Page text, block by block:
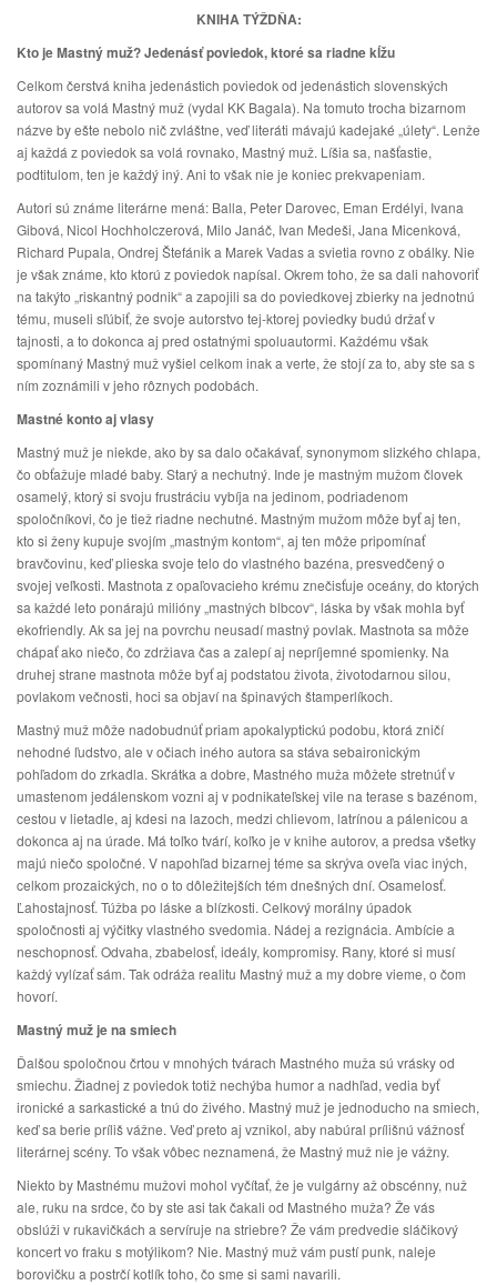
KNIHA TÝŽDŇA:
Kto je Mastný muž? Jedenásť poviedok, ktoré sa riadne kĺžu
Celkom čerstvá kniha jedenástich poviedok od jedenástich slovenských
autorov sa volá Mastný muž (vydal KK Bagala). Na tomuto trocha bizarnom
názve by ešte nebolo nič zvláštne, veď literáti mávajú kadejaké „úlety“. Lenže
aj každá z poviedok sa volá rovnako, Mastný muž. Líšia sa, našťastie,
podtitulom, ten je každý iný. Ani to však nie je koniec prekvapeniam.
Autori sú známe literárne mená: Balla, Peter Darovec, Eman Erdélyi, Ivana
Gibová, Nicol Hochholczerová, Milo Janáč, Ivan Medeši, Jana Micenková,
Richard Pupala, Ondrej Štefánik a Marek Vadas a svietia rovno z obálky. Nie
je však známe, kto ktorú z poviedok napísal. Okrem toho, že sa dali nahovoriť
na takýto „riskantný podnik“ a zapojili sa do poviedkovej zbierky na jednotnú
tému, museli sľúbiť, že svoje autorstvo tej-ktorej poviedky budú držať v
tajnosti, a to dokonca aj pred ostatnými spoluautormi. Každému však
spomínaný Mastný muž vyšiel celkom inak a verte, že stojí za to, aby ste sa s
ním zoznámili v jeho rôznych podobách.
Mastné konto aj vlasy
Mastný muž je niekde, ako by sa dalo očakávať, synonymom slizkého chlapa,
čo obťažuje mladé baby. Starý a nechutný. Inde je mastným mužom človek
osamelý, ktorý si svoju frustráciu vybíja na jedinom, podriadenom
spoločníkovi, čo je tiež riadne nechutné. Mastným mužom môže byť aj ten,
kto si ženy kupuje svojím „mastným kontom“, aj ten môže pripomínať
bravčovinu, keď plieska svoje telo do vlastného bazéna, presvedčený o
svojej veľkosti. Mastnota z opaľovacieho krému znečisťuje oceány, do ktorých
sa každé leto ponárajú milióny „mastných blbcov“, láska by však mohla byť
ekofriendly. Ak sa jej na povrchu neusadí mastný povlak. Mastnota sa môže
chápať ako niečo, čo zdržiava čas a zalepí aj nepríjemné spomienky. Na
druhej strane mastnota môže byť aj podstatou života, životodarnou silou,
povlakom večnosti, hoci sa objaví na špinavých štamperlíkoch.
Mastný muž môže nadobudnúť priam apokalyptickú podobu, ktorá zničí
nehodné ľudstvo, ale v očiach iného autora sa stáva sebaironickým
pohľadom do zrkadla. Skrátka a dobre, Mastného muža môžete stretnúť v
umastenom jedálenskom vozni aj v podnikateľskej vile na terase s bazénom,
cestou v lietadle, aj kdesi na lazoch, medzi chlievom, latrínou a pálenicou a
dokonca aj na úrade. Má toľko tvárí, koľko je v knihe autorov, a predsa všetky
majú niečo spoločné. V napohľad bizarnej téme sa skrýva oveľa viac iných,
celkom prozaických, no o to dôležitejších tém dnešných dní. Osamelosť.
Ľahostajnosť. Túžba po láske a blízkosti. Celkový morálny úpadok
spoločnosti aj výčitky vlastného svedomia. Nádej a rezignácia. Ambície a
neschopnosť. Odvaha, zbabelosť, ideály, kompromisy. Rany, ktoré si musí
každý vylízať sám. Tak odráža realitu Mastný muž a my dobre vieme, o čom
hovorí.
Mastný muž je na smiech
Ďalšou spoločnou črtou v mnohých tvárach Mastného muža sú vrásky od
smiechu. Žiadnej z poviedok totiž nechýba humor a nadhľad, vedia byť
ironické a sarkastické a tnú do živého. Mastný muž je jednoducho na smiech,
keď sa berie príliš vážne. Veď preto aj vznikol, aby nabúral prílišnú vážnosť
literárnej scény. To však vôbec neznamená, že Mastný muž nie je vážny.
Niekto by Mastnému mužovi mohol vyčítať, že je vulgárny až obscénny, nuž
ale, ruku na srdce, čo by ste asi tak čakali od Mastného muža? Že vás
obslúži v rukavičkách a servíruje na striebre? Že vám predvedie sláčikový
koncert vo fraku s motýlikom? Nie. Mastný muž vám pustí punk, naleje
borovičku a postrčí kotlík toho, čo sme si sami navarili.